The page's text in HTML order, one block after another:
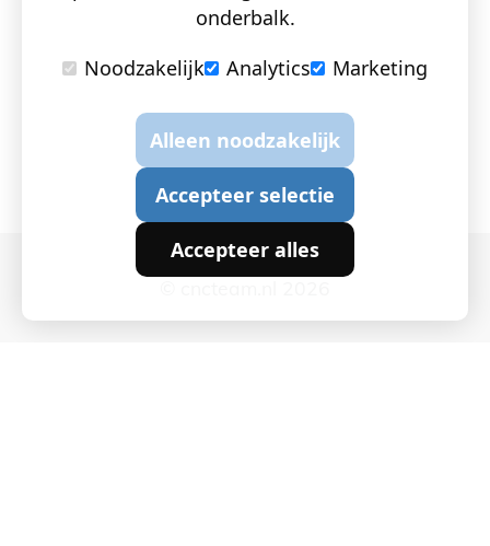
onderbalk.
Noodzakelijk
Analytics Marketing
Alleen noodzakelijk
Accepteer selectie
Accepteer alles